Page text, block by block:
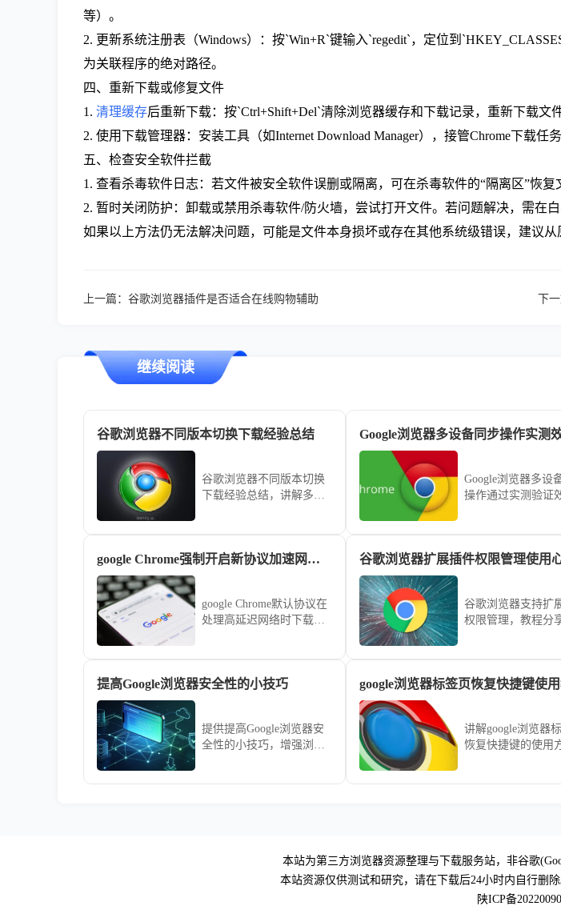
等）。
2. 更新系统注册表（Windows）：按`Win+R`键输入`regedit`，定位到
为关联程序的绝对路径。
四、重新下载或修复文件
1. 清理缓存后重新下载：按`Ctrl+Shift+Del`清除浏览器缓存和下载记录，重新下载文
2. 使用下载管理器：安装工具（如Internet Download Manager），接管Chrome下载
五、检查安全软件拦截
1. 查看杀毒软件日志：若文件被安全软件误删或隔离，可在杀毒软件的“隔离区”恢复
2. 暂时关闭防护：卸载或禁用杀毒软件/防火墙，尝试打开文件。若问题解决，需在
如果以上方法仍无法解决问题，可能是文件本身损坏或存在其他系统级错误，建议从
上一篇： 谷歌浏览器插件是否适合在线购物辅助 下
继续阅读
谷歌浏览器不同版本切换下载经验总结
谷歌浏览器不同版本切换
下载经验总结，讲解多版
不同版本下稳定高效运
Google浏览器多设
操作通过实测验证
数据同步，提高浏
google Chrome强制开启新协议加速网页下载
google Chrome默认协议在
处理高延迟网络时下载速
网络链路，助您在复杂网
谷歌浏览器支持扩
权限管理，教程分
提高Google浏览器安全性的小技巧
提供提高Google浏览器安
全性的小技巧，增强浏览
讲解google浏览器
恢复快捷键的使用
本站为第三方浏览器资源整理与下载服务站，非谷歌
本站资源仅供测试和研究，请在下载后24小时内自行删
陕ICP备